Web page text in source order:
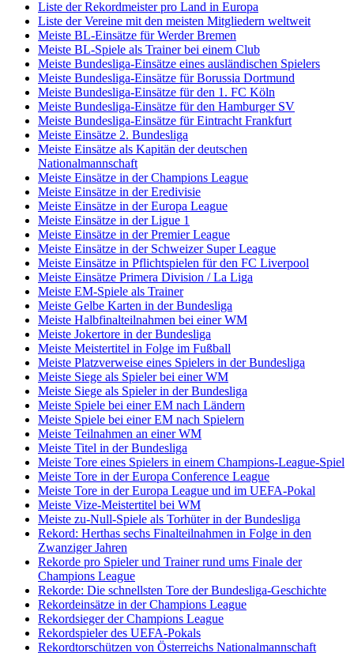
Liste der Rekordmeister pro Land in Europa
Liste der Vereine mit den meisten Mitgliedern weltweit
Meiste BL-Einsätze für Werder Bremen
Meiste BL-Spiele als Trainer bei einem Club
Meiste Bundesliga-Einsätze eines ausländischen Spielers
Meiste Bundesliga-Einsätze für Borussia Dortmund
Meiste Bundesliga-Einsätze für den 1. FC Köln
Meiste Bundesliga-Einsätze für den Hamburger SV
Meiste Bundesliga-Einsätze für Eintracht Frankfurt
Meiste Einsätze 2. Bundesliga
Meiste Einsätze als Kapitän der deutschen
Nationalmannschaft
Meiste Einsätze in der Champions League
Meiste Einsätze in der Eredivisie
Meiste Einsätze in der Europa League
Meiste Einsätze in der Ligue 1
Meiste Einsätze in der Premier League
Meiste Einsätze in der Schweizer Super League
Meiste Einsätze in Pflichtspielen für den FC Liverpool
Meiste Einsätze Primera Division / La Liga
Meiste EM-Spiele als Trainer
Meiste Gelbe Karten in der Bundesliga
Meiste Halbfinalteilnahmen bei einer WM
Meiste Jokertore in der Bundesliga
Meiste Meistertitel in Folge im Fußball
Meiste Platzverweise eines Spielers in der Bundesliga
Meiste Siege als Spieler bei einer WM
Meiste Siege als Spieler in der Bundesliga
Meiste Spiele bei einer EM nach Ländern
Meiste Spiele bei einer EM nach Spielern
Meiste Teilnahmen an einer WM
Meiste Titel in der Bundesliga
Meiste Tore eines Spielers in einem Champions-League-Spiel
Meiste Tore in der Europa Conference League
Meiste Tore in der Europa League und im UEFA-Pokal
Meiste Vize-Meistertitel bei WM
Meiste zu-Null-Spiele als Torhüter in der Bundesliga
Rekord: Herthas sechs Finalteilnahmen in Folge in den
Zwanziger Jahren
Rekorde pro Spieler und Trainer rund ums Finale der
Champions League
Rekorde: Die schnellsten Tore der Bundesliga-Geschichte
Rekordeinsätze in der Champions League
Rekordsieger der Champions League
Rekordspieler des UEFA-Pokals
Rekordtorschützen von Österreichs Nationalmannschaft